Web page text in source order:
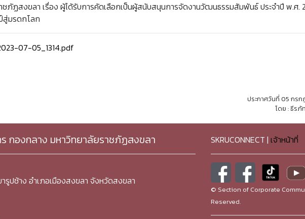
ชภัฏสงขลา เรื่อง ผู้ได้รับการคัดเลือกเป็นผู้สนับสนุนการจัดงานวัฒนธรรมสัมพันธ์ ประจำปี พ.ศ.
มรดกโลก
07-05_1314.pdf
ประกาศวันที่ 05 กร
โดย : ธีร
กองกลาง มหาวิทยาลัยราชภัฏสงขลา
ปช้าง อำเภอเมืองสงขลา จังหวัดสงขลา
SKRUCONNECT | เจ้าหน้าที่
© Section of Corporate
Reserved.